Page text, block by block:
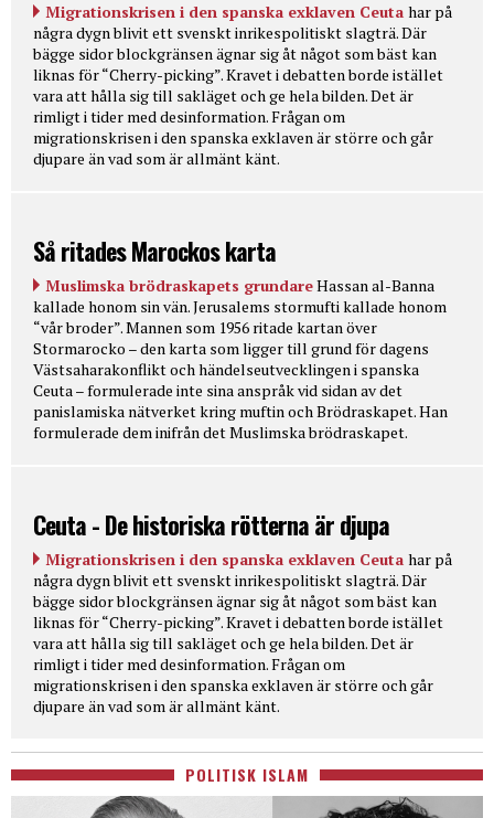
Migrationskrisen i den spanska exklaven Ceuta har på
några dygn blivit ett svenskt inrikespolitiskt slagträ. Där
bägge sidor blockgränsen ägnar sig åt något som bäst kan
liknas för “Cherry-picking”. Kravet i debatten borde istället
vara att hålla sig till sakläget och ge hela bilden. Det är
rimligt i tider med desinformation. Frågan om
migrationskrisen i den spanska exklaven är större och går
djupare än vad som är allmänt känt.
Så ritades Marockos karta
Muslimska brödraskapets grundareHassan al-Banna
kallade honom sin vän. Jerusalems stormufti kallade honom
“vår broder”. Mannen som 1956 ritade kartan över
Stormarocko – den karta som ligger till grund för dagens
Västsaharakonflikt och händelseutvecklingen i spanska
Ceuta – formulerade inte sina anspråk vid sidan av det
panislamiska nätverket kring muftin och Brödraskapet. Han
formulerade dem inifrån det Muslimska brödraskapet.
Ceuta - De historiska rötterna är djupa
Migrationskrisen i den spanska exklaven Ceuta har på
några dygn blivit ett svenskt inrikespolitiskt slagträ. Där
bägge sidor blockgränsen ägnar sig åt något som bäst kan
liknas för “Cherry-picking”. Kravet i debatten borde istället
vara att hålla sig till sakläget och ge hela bilden. Det är
rimligt i tider med desinformation. Frågan om
migrationskrisen i den spanska exklaven är större och går
djupare än vad som är allmänt känt.
POLITISK ISLAM